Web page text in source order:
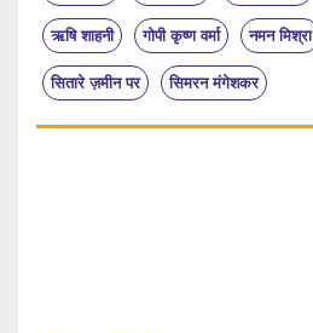
ऋषि शाहनी गोपी कृष्ण वर्मा नमन मिश्रा
सितारे ज़मीन पर सिमरन मंगेशकर